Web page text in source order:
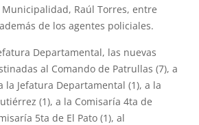
Raúl Torres, entre
de los agentes policiales.
Departamental, las nuevas
al Comando de Patrullas (7), a
la Jefatura Departamental (1), a la
(1), a la Comisaría 4ta de
5ta de El Pato (1), al